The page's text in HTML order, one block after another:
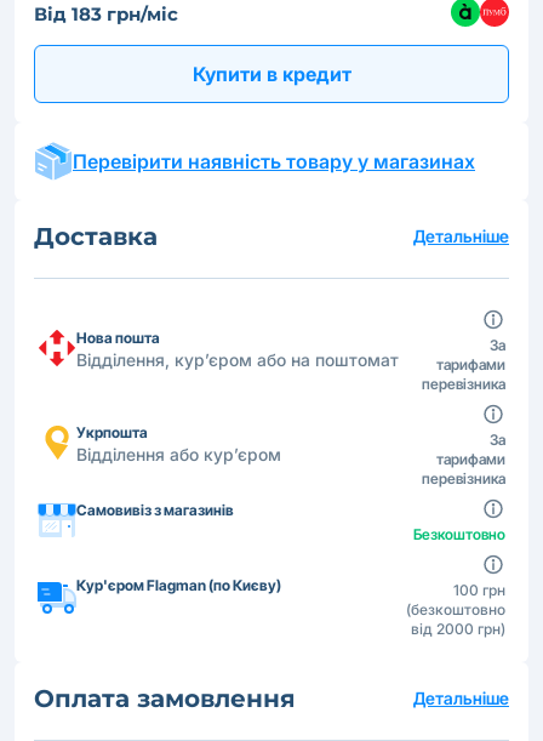
Від 183 грн/міс
Купити в кредит
Перевірити наявність товару у магазинах
Доставка Детальніше
Нова пошта
Відділення, кур’єром або на поштомат
За
тарифами
перевізника
Укрпошта
Відділення або кур’єром
За
тарифами
перевізника
Самовивіз з магазинів
Безкоштовно
Кур'єром Flagman (по Києву)
100 грн
(безкоштовно
від 2000 грн)
Оплата замовлення Детальніше